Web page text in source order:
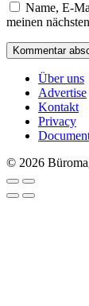
Name, E-
meinen
Über uns
Advertise
Kontakt
Privacy
© 2026